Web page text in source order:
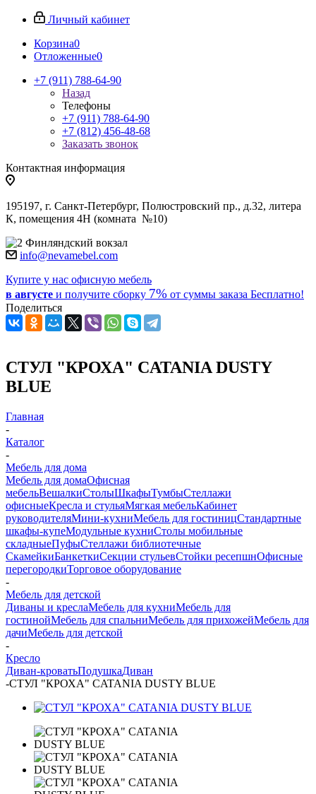
Личный кабинет
Корзина0
Отложенные0
+7 (911) 788-64-90
Назад
Телефоны
+7 (911) 788-64-90
+7 (812) 456-48-68
Заказать звонок
Контактная информация
195197, г. Санкт-Петербург, Полюстровский пр., д.32, литера
К, помещения 4Н (комната №10)
Финляндский вокзал
info@nevamebel.com
Купите у нас офисную мебель
в августе и получите сборку 7% от суммы заказа Бесплатно!
Поделиться
СТУЛ "КРОХА" CATANIA DUSTY
BLUE
Главная
-
Каталог
-
Мебель для дома
Мебель для домаОфисная
мебельВешалкиСтолыШкафыТумбыСтеллажи
офисныеКресла и стульяМягкая мебельКабинет
руководителяМини-кухниМебель для гостиницСтандартные
шкафы-купеМодульные кухниСтолы мобильные
складныеПуфыСтеллажи библиотечные
СкамейкиБанкеткиСекции стульевСтойки ресепшнОфисные
перегородкиТорговое оборудование
-
Мебель для детской
Диваны и креслаМебель для кухниМебель для
гостинойМебель для спальниМебель для прихожейМебель для
дачиМебель для детской
-
Кресло
Диван-кроватьПодушкаДиван
-СТУЛ "КРОХА" CATANIA DUSTY BLUE